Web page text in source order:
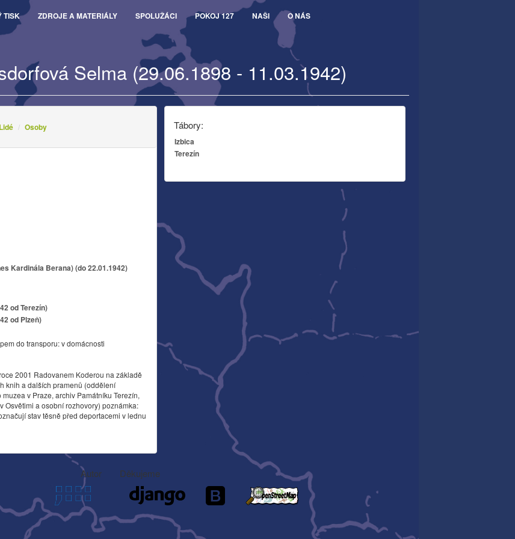
TISK ZDROJE A MATERIÁLY SPOLUŽÁCI POKOJ 127 NAŠI O NÁS
Selma (29.06.1898 - 11.03.1942)
Tábory:
Izbica
Terezín
Lidé Osoby
Kardinála Berana) (do 22.01.1942)
od Terezín)
od Plzeň)
do transporu: v domácnosti
2001 Radovanem Koderou na základě
knih a dalších pramenů (oddělení
v Praze, archiv Památníku Terezín,
Osvětimi a osobní rozhovory) poznámka:
stav těsně před deportacemi v lednu
Autor Děkujeme